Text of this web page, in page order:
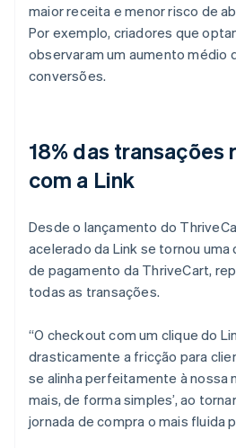
maior receita e menor risco de
Por exemplo, criadores que
observaram um aumento médio
conversões.
18% das transações
com a Link
Desde o lançamento do
acelerado da Link se tornou uma
de pagamento da ThriveCart,
todas as transações.
“O checkout com um clique do
drasticamente a fricção para
se alinha perfeitamente à nossa
mais, de forma simples’, ao
jornada de compra o mais fluida